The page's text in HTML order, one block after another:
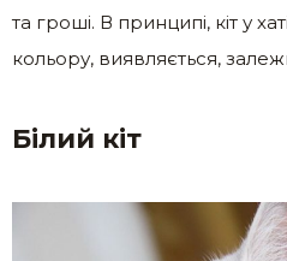
та гроші. В принципі, кіт у
кольору, виявляється,
Білий кіт